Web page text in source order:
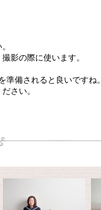
影の際に使います。
備されると良いですね。
さい。